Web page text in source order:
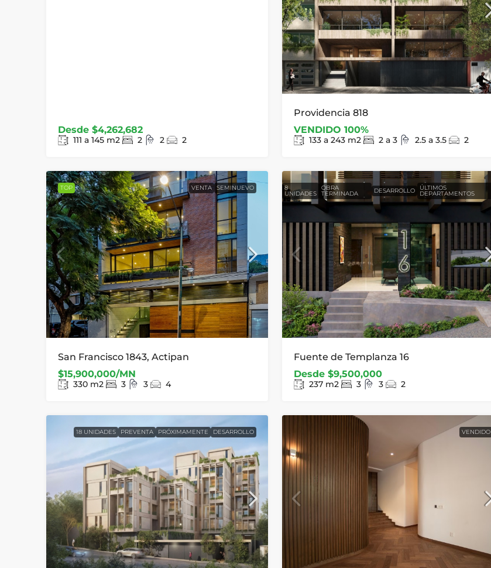
Desde $4,262,682
111 a 145 m2 2 2 2
Providencia 818
VENDIDO 100%
133 a 243 m2 2 a 3 2.5 a 3.5 2
TOP VENTA SEMINUEVO
San Francisco 1843, Actipan
$15,900,000/MN
330 m2 3 3 4
8
UNIDADES
OBRA
TERMINADA DESARROLLO ÚLTIMOS
DEPARTAMENTOS
Fuente de Templanza 16
Desde $9,500,000
237 m2 3 3 2
18 UNIDADES PREVENTA PRÓXIMAMENTE DESARROLLO VENDIDO